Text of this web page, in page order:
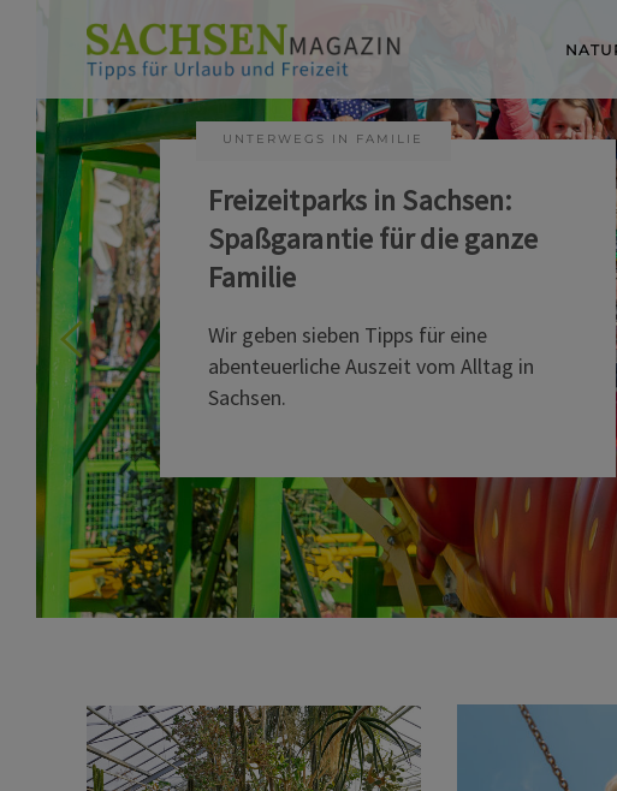
UNTERWEGS IN FAMILIE
Freizeitparks in Sachsen:
Spaßgarantie für die ganze
Familie
Wir geben sieben Tipps für eine
abenteuerliche Auszeit vom Alltag in
Sachsen.